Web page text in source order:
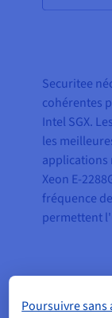
Securitee
cohérentes
Intel SGX.
les
applications
Xeon E-
fréquence
permettent
De plus,
Managed
Poursuivre sans